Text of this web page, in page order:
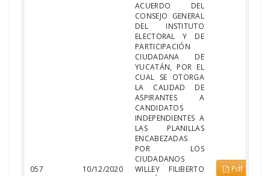
057 10/12/2020
ACUERDO DEL
CONSEJO GENERAL
DEL INSTITUTO
ELECTORAL Y DE
PARTICIPACIÓN
CIUDADANA DE
YUCATÁN, POR EL
CUAL SE OTORGA
LA CALIDAD DE
ASPIRANTES A
CANDIDATOS
INDEPENDIENTES A
LAS PLANILLAS
ENCABEZADAS
POR LOS
CIUDADANOS
WILLEY FILIBERTO
Pdf